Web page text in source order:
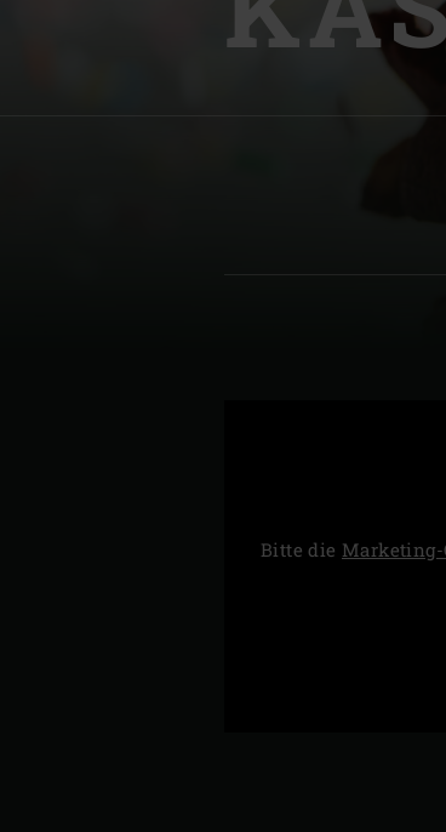
Denmark |
Bitte die Marketing-